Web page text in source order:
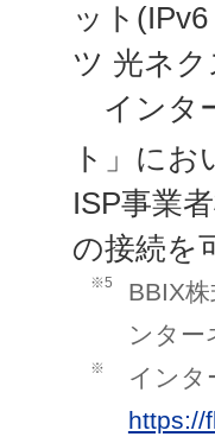
ット
ツ 光ネ
インタ
ト」にお
ISP事業
の接続を
※5
BBIX
ンター
※
インタ
https://